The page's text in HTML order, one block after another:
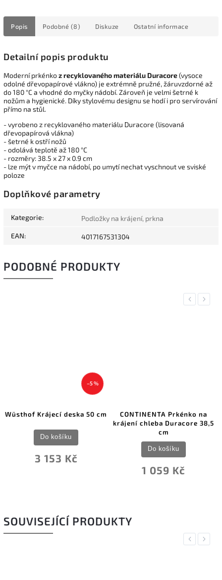
Popis Podobné (8) Diskuze Ostatní informace
Detailní popis produktu
Moderní prkénkoz recyklovaného materiálu Duracore(vysoce
odolné dřevopapírové vlákno) je extrémně pružné, žáruvzdorné až
do 180 °C a vhodné do myčky nádobí. Zároveň je velmi šetrné k
nožům a hygienické. Díky stylovému designu se hodí i pro servírování
přímo na stůl.
- vyrobeno z recyklovaného materiálu Duracore (lisovaná
dřevopapírová vlákna)
- šetrné k ostří nožů
- odolává teplotě až 180 °C
- rozměry: 38.5 x 27 x 0.9 cm
- lze mýt v myčce na nádobí, po umytí nechat vyschnout ve sviské
poloze
Doplňkové parametry
Kategorie: Podložky na krájení, prkna
EAN: 4017167531304
PODOBNÉ PRODUKTY
Previous
–5 %
Wüsthof Krájecí deska 50 cm
3 153 Kč
Do košíku
CONTINENTA Prkénko na
krájení chleba Duracore 38,5
cm
1 059 Kč
Do košíku
Next
SOUVISEJÍCÍ PRODUKTY
Previous
Next